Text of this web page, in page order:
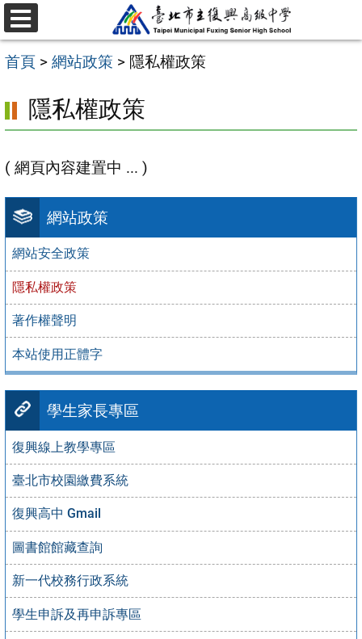
跳
至
主
內
區
選
單
首頁 > 網站政策 > 隱私權政策
網站政策
網站安全政策
隱私權政策
著作權聲明
本站使用正體字
學生家長專區
復興線上教學專區
臺北市校園繳費系統
復興高中 Gmail
圖書館館藏查詢
新一代校務行政系統
學生申訴及再申訴專區
隱私權政策
( 網頁內容建置中 ... )